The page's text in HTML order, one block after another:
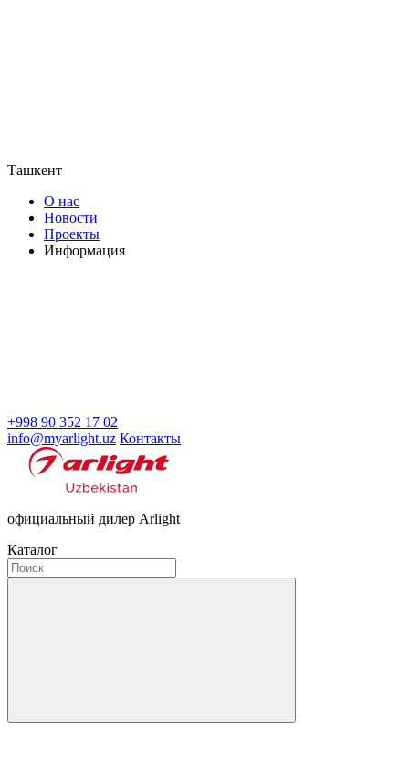
Ташкент
О нас
Новости
Проекты
Информация
+998 90 352 17 02
info@myarlight.uz Контакты
официальный дилер Arlight
Каталог